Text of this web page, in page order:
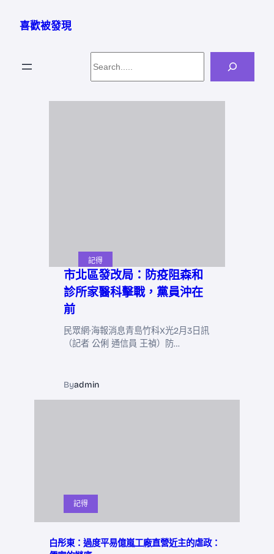
喜歡被發現
記得
市北區發改局：防疫阻森和
診所家醫科擊戰，黨員沖在
前
民眾網·海報消息青島竹科X光2月3日訊
（記者 公俐 通信員 王禎）防…
Byadmin
記得
白彤東：過度平易億嵐工廠直營近主的虐政：